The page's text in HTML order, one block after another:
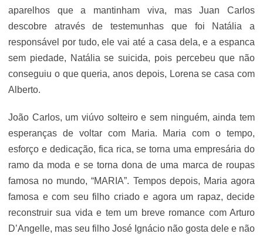
aparelhos que a mantinham viva, mas Juan Carlos
descobre através de testemunhas que foi Natália a
responsável por tudo, ele vai até a casa dela, e a espanca
sem piedade, Natália se suicida, pois percebeu que não
conseguiu o que queria, anos depois, Lorena se casa com
Alberto.
João Carlos, um viúvo solteiro e sem ninguém, ainda tem
esperanças de voltar com Maria. Maria com o tempo,
esforço e dedicação, fica rica, se torna uma empresária do
ramo da moda e se torna dona de uma marca de roupas
famosa no mundo, “MARIA”. Tempos depois, Maria agora
famosa e com seu filho criado e agora um rapaz, decide
reconstruir sua vida e tem um breve romance com Arturo
D’Angelle, mas seu filho José Ignácio não gosta dele e não